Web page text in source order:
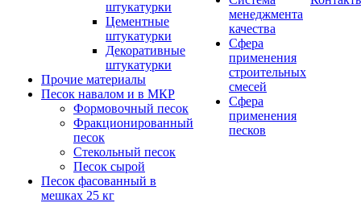
штукатурки
Цементные
штукатурки
Декоративные
штукатурки
Прочие материалы
Песок навалом и в МКР
Формовочный песок
Фракционированный
песок
Стекольный песок
Песок сырой
Песок фасованный в
мешках 25 кг
менеджмента
качества
Сфера
применения
строительных
смесей
Сфера
применения
песков